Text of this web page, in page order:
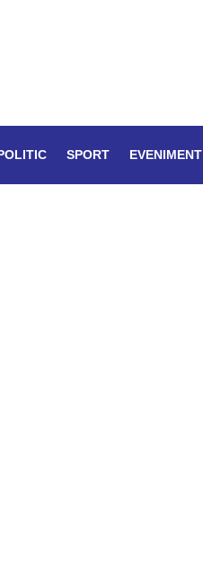
SPORT EVENIMENT